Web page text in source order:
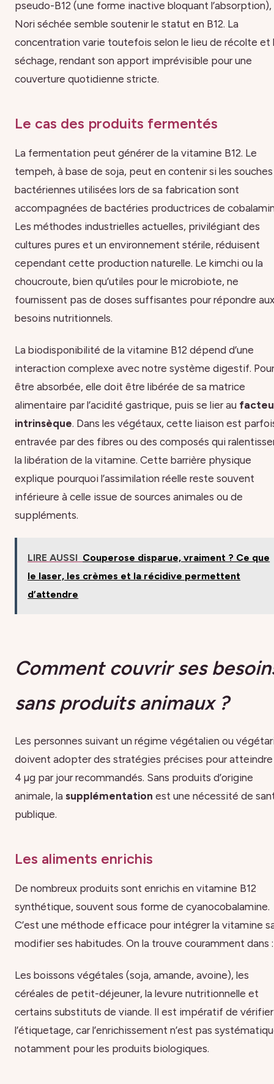
pseudo-B12 (une forme inactive bloquant l’absorption),
Nori séchée semble soutenir le statut en B12. La
concentration varie toutefois selon le lieu de récolte et
séchage, rendant son apport imprévisible pour une
couverture quotidienne stricte.
Le cas des produits fermentés
La fermentation peut générer de la vitamine B12. Le
tempeh, à base de soja, peut en contenir si les souches
bactériennes utilisées lors de sa fabrication sont
accompagnées de bactéries productrices de
Les méthodes industrielles actuelles, privilégiant des
cultures pures et un environnement stérile, réduisent
cependant cette production naturelle. Le kimchi ou la
choucroute, bien qu’utiles pour le microbiote, ne
fournissent pas de doses suffisantes pour répondre aux
besoins nutritionnels.
La biodisponibilité de la vitamine B12 dépend d’une
interaction complexe avec notre système digestif. Pour
être absorbée, elle doit être libérée de sa matrice
alimentaire par l’acidité gastrique, puis se lier au
intrinsèque. Dans les végétaux, cette liaison est
entravée par des fibres ou des composés qui
la libération de la vitamine. Cette barrière physique
explique pourquoi l’assimilation réelle reste souvent
inférieure à celle issue de sources animales ou de
suppléments.
LIRE AUSSI Couperose disparue, vraiment ? Ce que
le laser, les crèmes et la récidive permettent
d’attendre
Comment couvrir ses
sans produits animaux ?
Les personnes suivant un régime végétalien ou
doivent adopter des stratégies précises pour atteindre
4 µg par jour recommandés. Sans produits d’origine
animale, la supplémentation est une nécessité de
publique.
Les aliments enrichis
De nombreux produits sont enrichis en vitamine B12
synthétique, souvent sous forme de cyanocobalamine.
C’est une méthode efficace pour intégrer la vitamine
modifier ses habitudes. On la trouve couramment dans :
Les boissons végétales (soja, amande, avoine), les
céréales de petit-déjeuner, la levure nutritionnelle et
certains substituts de viande. Il est impératif de vérifier
l’étiquetage, car l’enrichissement n’est pas
notamment pour les produits biologiques.